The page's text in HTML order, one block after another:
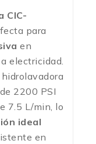
CIC-
para
en
electricidad.
2200 PSI
7.5 L/min, lo
ideal
en